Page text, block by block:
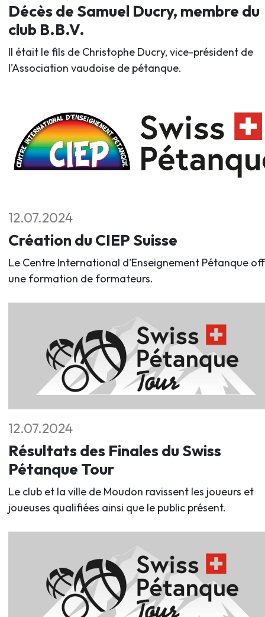
Décès de Samuel Ducry, membre du
club B.B.V.
Il était le fils de Christophe Ducry, vice-président de
l'Association vaudoise de pétanque.
12.07.2024
Création du CIEP Suisse
Le Centre International d'Enseignement Pétanque
une formation de formateurs.
12.07.2024
Résultats des Finales du Swiss
Pétanque Tour
Le club et la ville de Moudon ravissent les joueurs et
joueuses qualifiées ainsi que le public présent.